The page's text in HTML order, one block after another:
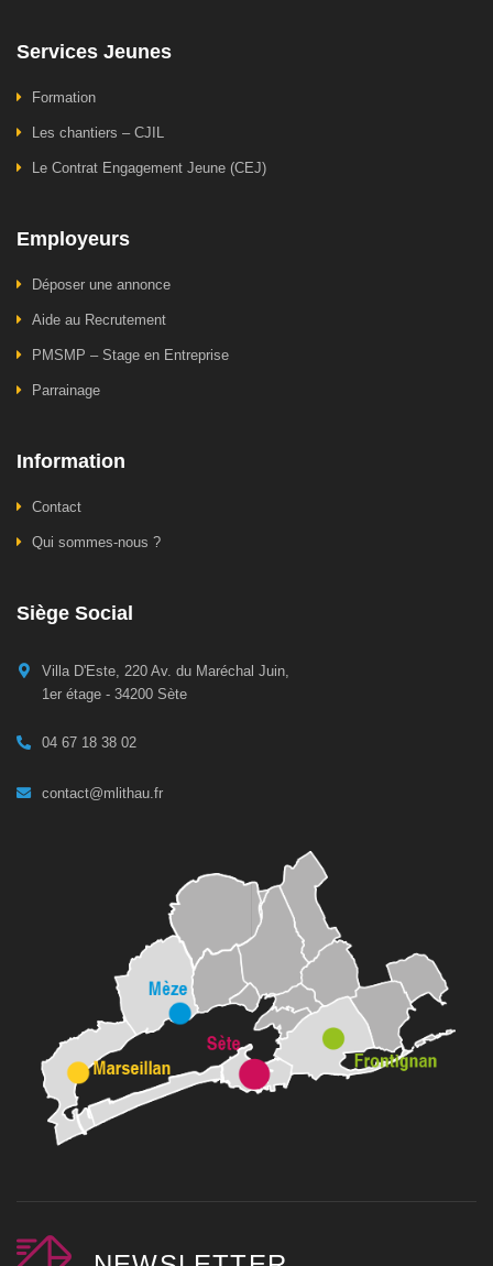
Services Jeunes
Formation
Les chantiers – CJIL
Le Contrat Engagement Jeune (CEJ)
Employeurs
Déposer une annonce
Aide au Recrutement
PMSMP – Stage en Entreprise
Parrainage
Information
Contact
Qui sommes-nous ?
Siège Social
Villa D'Este, 220 Av. du Maréchal Juin,
1er étage - 34200 Sète
04 67 18 38 02
contact@mlithau.fr